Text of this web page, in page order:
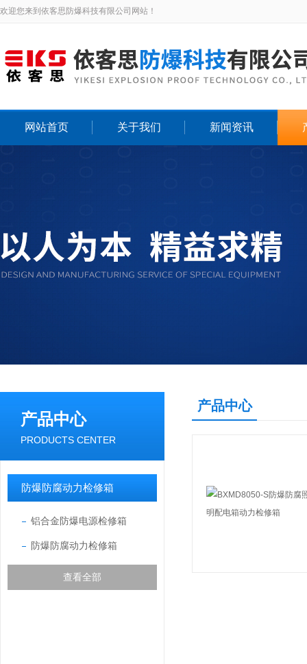
欢迎您来到依客思防爆科技有限公司网站！
网站首页 关于我们 新闻资讯
产品中心
PRODUCTS CENTER
防爆防腐动力检修箱
铝合金防爆电源检修箱
防爆防腐动力检修箱
查看全部
产品中心